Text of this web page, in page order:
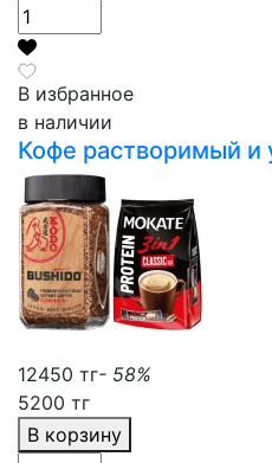
В избранное
в наличии
Кофе растворимый и
12450 тг- 58%
5200 тг
В корзину